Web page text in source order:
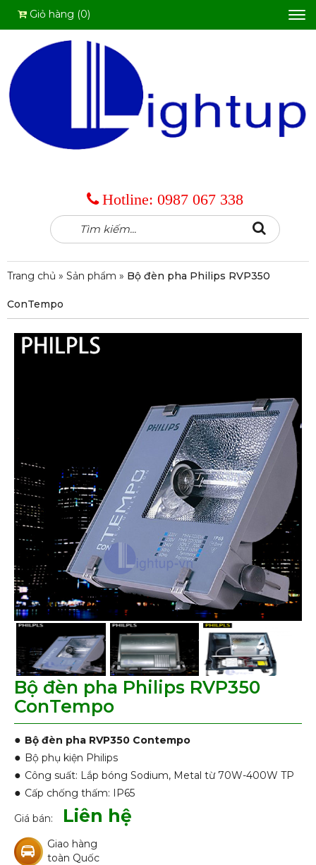
Hotline: 0987 067 338
Tìm
kiếm:
Search
Giỏ hàng (0)
Trang chủ » Sản phẩm » Bộ đèn pha Philips RVP350
ConTempo
Bộ đèn pha Philips RVP350
ConTempo
● Bộ đèn pha RVP350 Contempo
● Bộ phụ kiện Philips
● Công suất: Lắp bóng Sodium, Metal từ 70W-400W TP
● Cấp chống thấm: IP65
Giá bán:
Liên hệ
Giao hàng
toàn Quốc